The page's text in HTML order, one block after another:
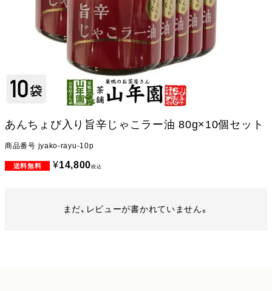
あんちょび入り旨辛じゃこラー油 80g×10個セット
商品番号 jyako-rayu-10p
¥14,800税込
まだ、レビューが書かれていません。